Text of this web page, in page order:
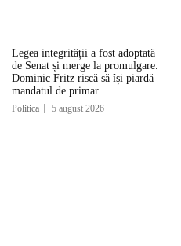
Legea integrității a fost adoptată
de Senat și merge la promulgare.
Dominic Fritz riscă să își piardă
mandatul de primar
Politica 5 august 2026